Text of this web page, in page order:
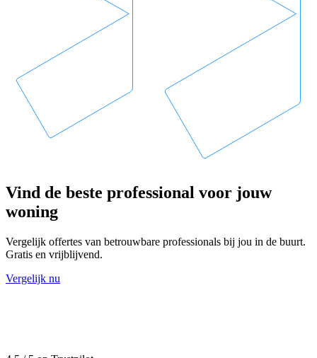
Vind de beste professional voor jouw
woning
Vergelijk offertes van betrouwbare professionals bij jou in de buurt.
Gratis en vrijblijvend.
Vergelijk nu